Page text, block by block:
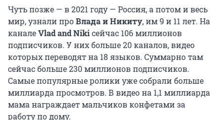
Чуть позже — в 2021 году — Россия, а потом и весь
мир, узнали проВлада и Никиту, им 9 и 11 лет. На
каналеVlad and Nikiсейчас 106 миллионов
подписчиков. У них больше 20 каналов, видео
которых переводят на 18 языков. Суммарно там
сейчас больше 230 миллионов подписчиков.
Самые популярные ролики уже собрали больше
миллиарда просмотров. В видео на 1,1 миллиарда
мама награждает мальчиков конфетами за
работу по дому.